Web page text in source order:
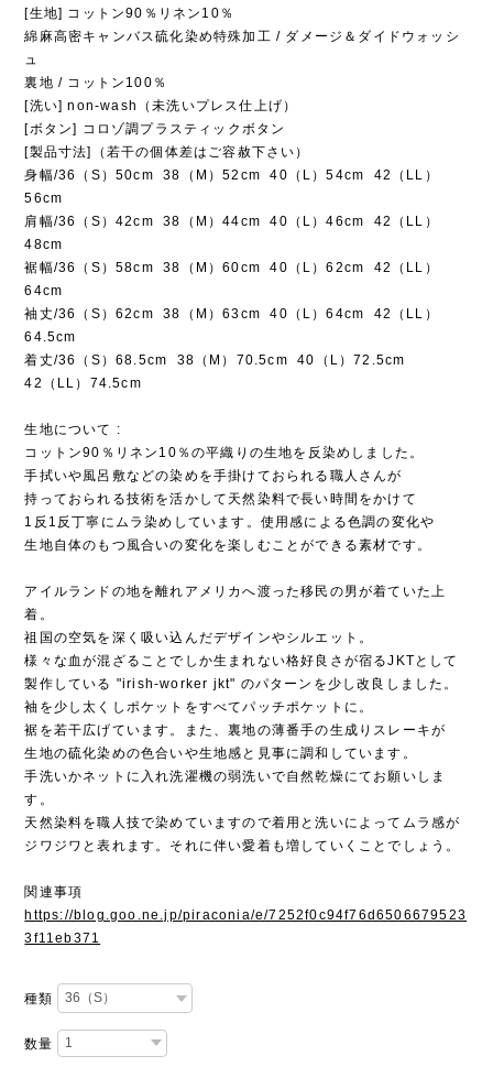
[生地] コットン90％リネン10％
綿麻高密キャンバス硫化染め特殊加工 / ダメージ＆ダイドウォッシ
ュ
裏地 / コットン100％
[洗い] non-wash（未洗いプレス仕上げ）
[ボタン] コロゾ調プラスティックボタン
[製品寸法]（若干の個体差はご容赦下さい）
身幅/36（S）50cm 38（M）52cm 40（L）54cm 42（LL）
56cm
肩幅/36（S）42cm 38（M）44cm 40（L）46cm 42（LL）
48cm
裾幅/36（S）58cm 38（M）60cm 40（L）62cm 42（LL）
64cm
袖丈/36（S）62cm 38（M）63cm 40（L）64cm 42（LL）
64.5cm
着丈/36（S）68.5cm 38（M）70.5cm 40（L）72.5cm
42（LL）74.5cm
生地について :
コットン90％リネン10％の平織りの生地を反染めしました。
手拭いや風呂敷などの染めを手掛けておられる職人さんが
持っておられる技術を活かして天然染料で長い時間をかけて
1反1反丁寧にムラ染めしています。使用感による色調の変化や
生地自体のもつ風合いの変化を楽しむことができる素材です。
アイルランドの地を離れアメリカへ渡った移民の男が着ていた上
着。
祖国の空気を深く吸い込んだデザインやシルエット。
様々な血が混ざることでしか生まれない格好良さが宿るJKTとして
製作している "irish-worker jkt" のパターンを少し改良しました。
袖を少し太くしポケットをすべてパッチポケットに。
裾を若干広げています。また、裏地の薄番手の生成りスレーキが
生地の硫化染めの色合いや生地感と見事に調和しています。
手洗いかネットに入れ洗濯機の弱洗いで自然乾燥にてお願いしま
す。
天然染料を職人技で染めていますので着用と洗いによってムラ感が
ジワジワと表れます。それに伴い愛着も増していくことでしょう。
関連事項
https://blog.goo.ne.jp/piraconia/e/7252f0c94f76d6506679523
3f11eb371
種類
数量